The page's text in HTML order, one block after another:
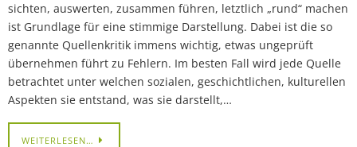
sichten, auswerten, zusammen führen, letztlich „rund“ machen
ist Grundlage für eine stimmige Darstellung. Dabei ist die so
genannte Quellenkritik immens wichtig, etwas ungeprüft
übernehmen führt zu Fehlern. Im besten Fall wird jede Quelle
betrachtet unter welchen sozialen, geschichtlichen, kulturellen
Aspekten sie entstand, was sie darstellt,…
WEITERLESEN…